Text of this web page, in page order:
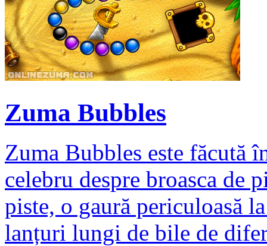
Zuma Bubbles
Zuma Bubbles este făcută
celebru despre broasca de
piste, o gaură periculoasă
lanțuri lungi de bile de